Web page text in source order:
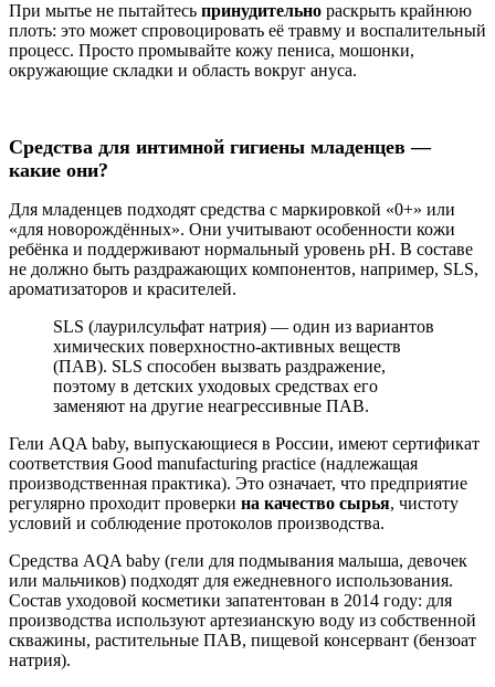
При мытье не пытайтесь принудительно раскрыть крайнюю
плоть: это может спровоцировать её травму и воспалительный
процесс. Просто промывайте кожу пениса, мошонки,
окружающие складки и область вокруг ануса.
Средства для интимной гигиены младенцев —
какие они?
Для младенцев подходят средства с маркировкой «0+» или
«для новорождённых». Они учитывают особенности кожи
ребёнка и поддерживают нормальный уровень pH. В составе
не должно быть раздражающих компонентов, например, SLS,
ароматизаторов и красителей.
SLS (лаурилсульфат натрия) — один из вариантов
химических поверхностно-активных веществ
(ПАВ). SLS способен вызвать раздражение,
поэтому в детских уходовых средствах его
заменяют на другие неагрессивные ПАВ.
Гели AQA baby, выпускающиеся в России, имеют сертификат
соответствия Good manufacturing practice (надлежащая
производственная практика). Это означает, что предприятие
регулярно проходит проверки на качество сырья, чистоту
условий и соблюдение протоколов производства.
Средства AQA baby (гели для подмывания малыша, девочек
или мальчиков) подходят для ежедневного использования.
Состав уходовой косметики запатентован в 2014 году: для
производства используют артезианскую воду из собственной
скважины, растительные ПАВ, пищевой консервант (бензоат
натрия).